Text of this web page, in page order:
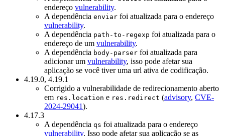
endereço vulnerability.
A dependência enviar foi atualizada para o endereço
vulnerability.
A dependência path-to-regexp foi atualizada para o
endereço de um vulnerability.
A dependência body-parser foi atualizada para
adicionar um vulnerability, isso pode afetar sua
aplicação se você tiver uma url ativa de codificação.
4.19.0, 4.19.1
Corrigido a vulnerabilidade de redirecionamento aberto
em res.location e res.redirect (advisory, CVE-
2024-29041).
4.17.3
A dependência qs foi atualizada para o endereço
vulnerability. Isso pode afetar sua aplicação se as